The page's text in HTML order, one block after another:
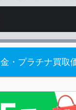
金・プラチナ買取